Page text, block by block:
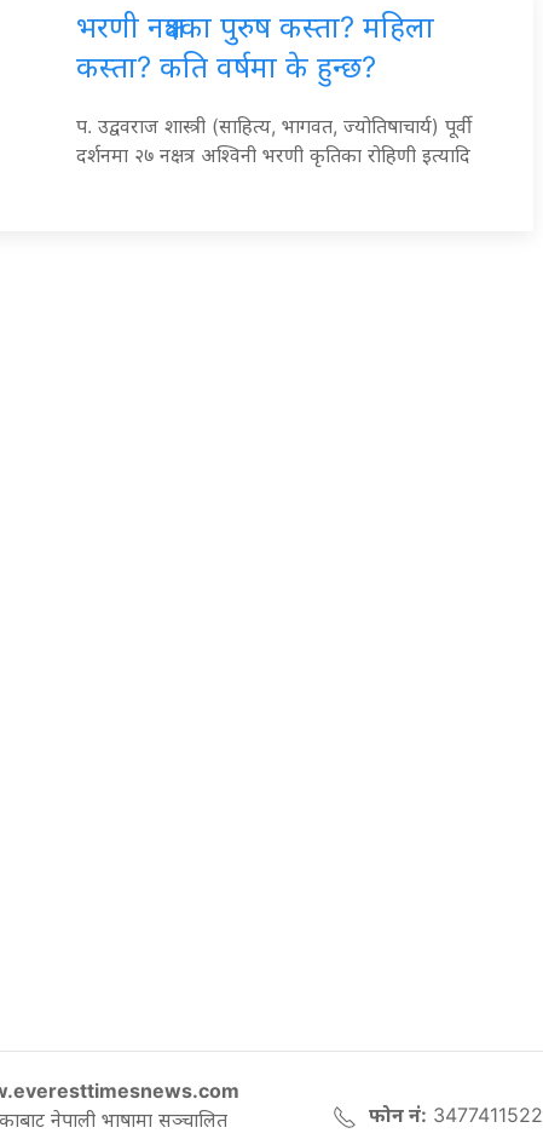
भरणी नक्षत्रका पुरुष कस्ता? महिला
कस्ता? कति वर्षमा के हुन्छ?
प. उद्ववराज शास्त्री (साहित्य, भागवत, ज्योतिषाचार्य) पूर्वी
दर्शनमा २७ नक्षत्र अश्विनी भरणी कृतिका रोहिणी इत्यादि
नेपाली भाषामा सञ्चालित
फोन नं: 3477411522